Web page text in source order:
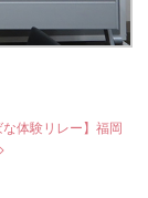
な体験リレー】福岡